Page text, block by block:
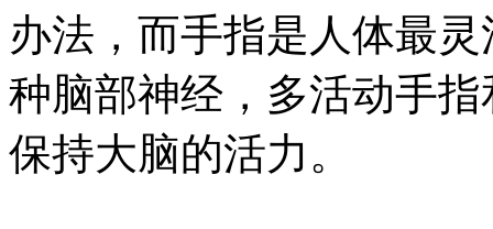
办法，而手指是人体最
种脑部神经，多活动手
保持大脑的活力。